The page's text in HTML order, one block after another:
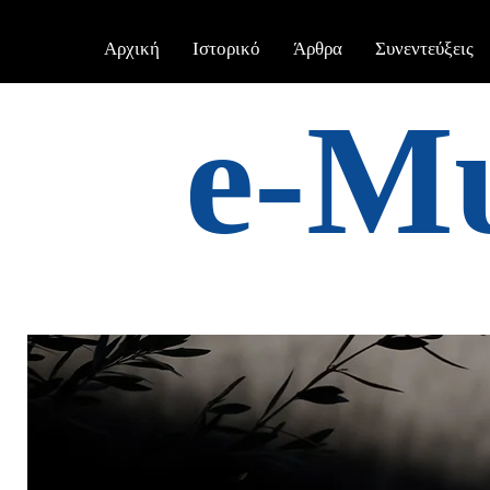
Αρχική Ιστορικό Άρθρα Συνεντεύξεις
e-